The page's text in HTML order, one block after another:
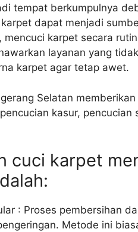
tempat berkumpulnya
dapat menjadi
mencuci karpet secara
layanan yang
karpet agar tetap awet.
Selatan
kasur,
cuci karpet
: Proses pembersihan
Metode ini